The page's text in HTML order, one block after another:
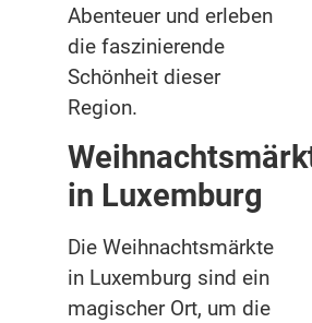
Abenteuer und erleben
die faszinierende
Schönheit dieser
Region.
in Luxemburg
Die Weihnachtsmärkte
in Luxemburg sind ein
magischer Ort, um die